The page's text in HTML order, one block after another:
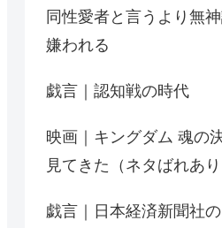
同性愛者と言うより無
嫌われる
戯言｜認知戦の時代
映画｜キングダム 魂の
見てきた（ネタばれあり
戯言｜日本経済新聞社